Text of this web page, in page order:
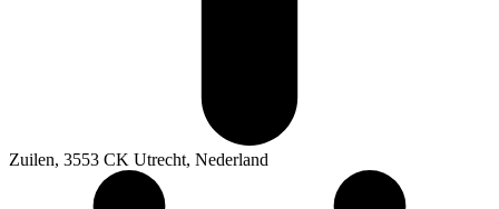
Zuilen, 3553 CK Utrecht, Nederland